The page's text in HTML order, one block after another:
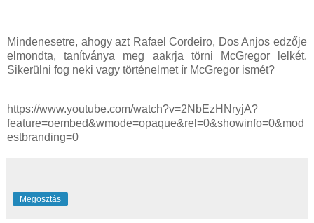
Mindenesetre, ahogy azt Rafael Cordeiro, Dos Anjos edzője
elmondta, tanítványa meg aakrja törni McGregor lelkét.
Sikerülni fog neki vagy történelmet ír McGregor ismét?
https://www.youtube.com/watch?v=2NbEzHNryjA?
feature=oembed&wmode=opaque&rel=0&showinfo=0&mod
estbranding=0
Megosztás